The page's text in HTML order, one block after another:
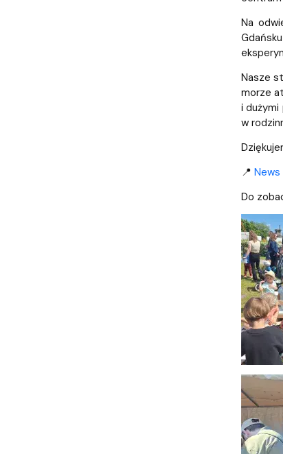
Na
Nasze
morze
i dużymi
w
📍 News
Do